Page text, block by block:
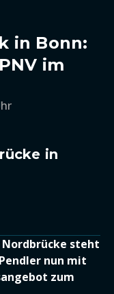
in Bonn:
im
in
steht
nun mit
zum